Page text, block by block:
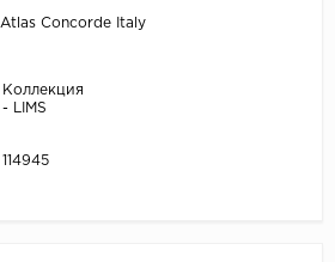
Atlas Concorde Italy
Коллекция
- LIMS
114945